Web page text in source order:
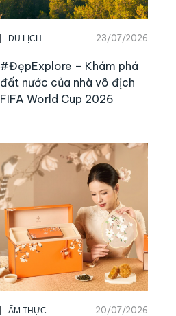
DU LỊCH 23/07/2026
#ĐẹpExplore – Khám phá
đất nước của nhà vô địch
FIFA World Cup 2026
ẨM THỰC 20/07/2026